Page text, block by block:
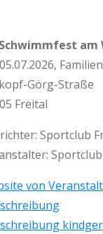
Görg-Straße
Freital
Sportclub
Sportclub
von